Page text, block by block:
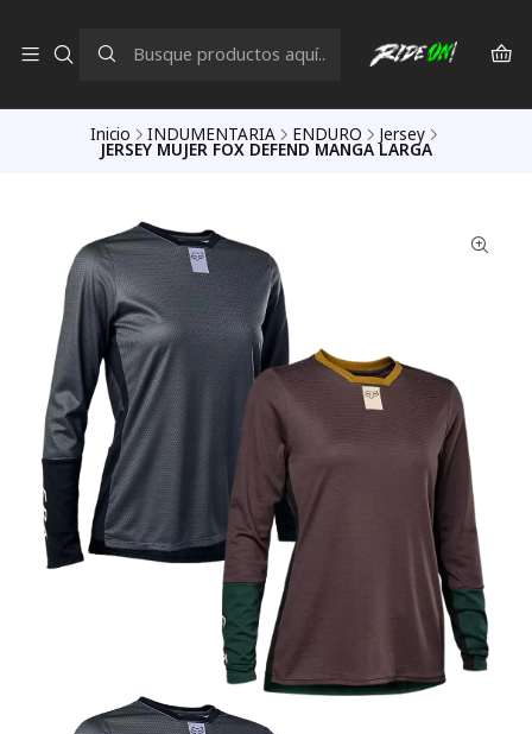
Inicio INDUMENTARIA ENDURO Jersey
JERSEY MUJER FOX DEFEND MANGA LARGA